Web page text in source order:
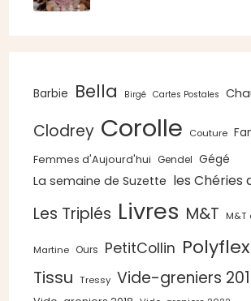
Barbie Bella Birgé Cartes Postales
Clodrey Corolle Couture
Femmes d'Aujourd'hui Gendel Gégé
La semaine de Suzette les Chéries
Les Triplés Livres M&T M&T
Martine Ours PetitCollin Polyflex
Tissu Tressy Vide-greniers